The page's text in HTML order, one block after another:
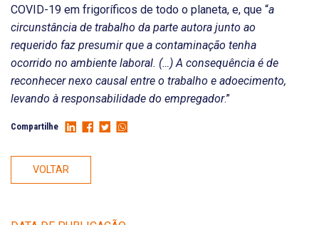
COVID-19 em frigoríficos de todo o planeta, e, que “a
circunstância de trabalho da parte autora junto ao
requerido faz presumir que a contaminação tenha
ocorrido no ambiente laboral. (…) A consequência é de
reconhecer nexo causal entre o trabalho e adoecimento,
levando à responsabilidade do empregador.”
Compartilhe
VOLTAR